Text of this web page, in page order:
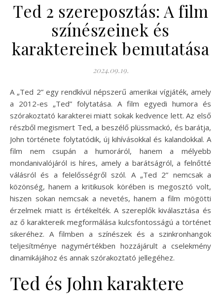
Ted 2 szereposztás: A film
színészeinek és
karaktereinek bemutatása
2024.09.19.
A „Ted 2” egy rendkívül népszerű amerikai vígjáték, amely
a 2012-es „Ted” folytatása. A film egyedi humora és
szórakoztató karakterei miatt sokak kedvence lett. Az első
részből megismert Ted, a beszélő plüssmackó, és barátja,
John története folytatódik, új kihívásokkal és kalandokkal. A
film nem csupán a humoráról, hanem a mélyebb
mondanivalójáról is híres, amely a barátságról, a felnőtté
válásról és a felelősségről szól. A „Ted 2” nemcsak a
közönség, hanem a kritikusok körében is megosztó volt,
hiszen sokan nemcsak a nevetés, hanem a film mögötti
érzelmek miatt is értékelték. A szereplők kiválasztása és
az ő karaktereik megformálása kulcsfontosságú a történet
sikeréhez. A filmben a színészek és a szinkronhangok
teljesítménye nagymértékben hozzájárult a cselekmény
dinamikájához és annak szórakoztató jellegéhez.
Ted és John karaktere